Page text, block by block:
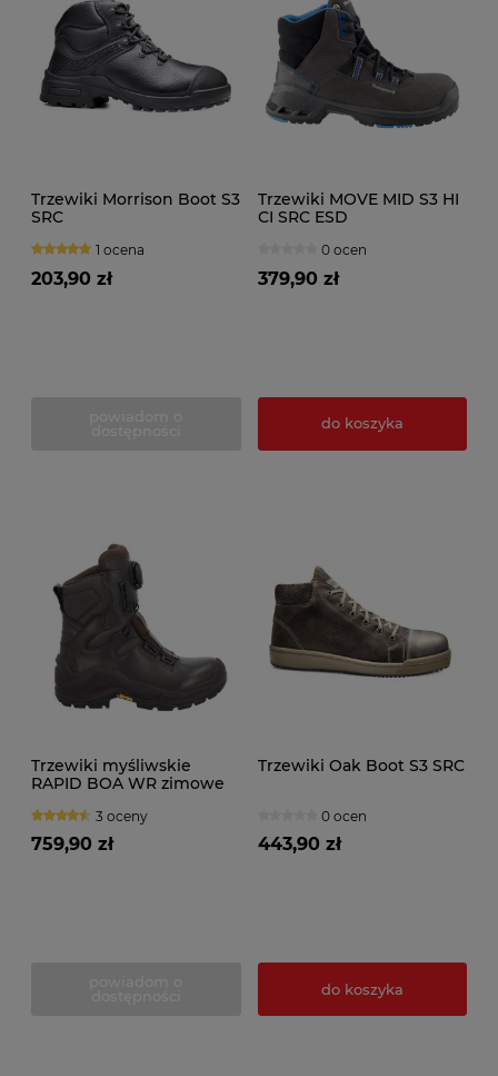
Trzewiki Morrison Boot S3
SRC
1 ocena
203,90 zł
Trzewiki MOVE MID S3 HI
CI SRC ESD
0 ocen
379,90 zł
do koszyka
Trzewiki myśliwskie
RAPID BOA WR zimowe
3 oceny
759,90 zł
Trzewiki Oak Boot S3 SRC
0 ocen
443,90 zł
do koszyka